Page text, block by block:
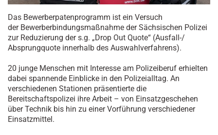
Das Bewerberpatenprogramm ist ein Versuch
der Bewerberbindungsmaßnahme der Sächsischen Polizei
zur Reduzierung der s.g. „Drop Out Quote“ (Ausfall-/
Absprungquote innerhalb des Auswahlverfahrens).
20 junge Menschen mit Interesse am Polizeiberuf erhielten
dabei spannende Einblicke in den Polizeialltag. An
verschiedenen Stationen präsentierte die
Bereitschaftspolizei ihre Arbeit – von Einsatzgeschehen
über Technik bis hin zu einer Vorführung verschiedener
Einsatzmittel.